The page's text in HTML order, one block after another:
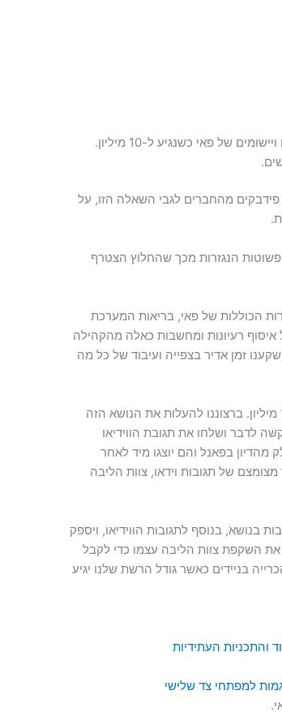
של פאי כשנגיע ל-10 מיליון.
מהחברים לגבי השאלה הזו, על
פשוטות הנגזרות מכך שהחלוץ הצטרף
הכוללות של פאי, בריאות המערכת
איסוף רעיונות ומחשבות כאלה מהקהילה
זמן אדיר בצפייה ועיבוד של כל מה
כרגע יש לנו למעלה מ-9 מיליון חלוצים ואנחנו מתקרבים ל-10 מיליון. ברצוננו להעלות את הנושא הזה
לדבר ושלחו את תגובת הווידיאו
מהדיון בפאנל והם יוצגו מיד לאחר
של תגובות וידאו, צוות הליבה
בנושא, בנוסף לתגובות הווידיאו, ויספק
השקפת צוות הליבה עצמו כדי לקבל
בניידים כאשר גודל הרשת שלנו יגיע